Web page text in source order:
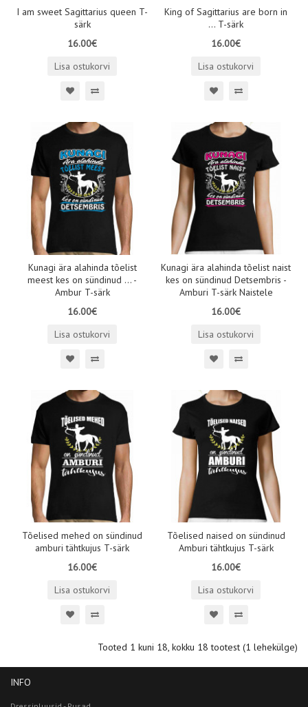
I am sweet Sagittarius queen T-
särk
16.00€
Lisa ostukorvi
King of Sagittarius are born in
... T-särk
16.00€
Lisa ostukorvi
Kunagi ära alahinda tõelist
meest kes on sündinud ... -
Ambur T-särk
16.00€
Lisa ostukorvi
Kunagi ära alahinda tõelist naist
kes on sündinud Detsembris -
Amburi T-särk Naistele
16.00€
Lisa ostukorvi
Tõelised mehed on sündinud
amburi tähtkujus T-särk
16.00€
Lisa ostukorvi
Tõelised naised on sündinud
Amburi tähtkujus T-särk
16.00€
Lisa ostukorvi
Tooted 1 kuni 18, kokku 18 tootest (1 lehekülge)
INFO